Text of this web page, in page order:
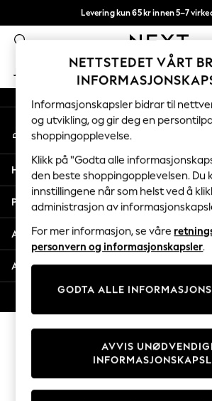
Levering kun 65 kr innen 5–7
Vi betaler alle tollavgifter
JENTER GUTTER BABY
GIRLS
New In
50 - 92cm (0 - 24 months)
98 - 110cm (3 - 5 years)
116 - 134cm (6 - 9 years)
140 - 174cm (10 - 15+ years)
Trending: Top & Short Sets
Trending: Clogs
Toy Story
THE SET
Coats & Jackets
Sweatshirts & Hoodies
Knitwear
Cardigans
Dresses
Sets & Outfits
An error occurred on client
Våre sosiale nettverk
Min konto
Logg inn på kontoen din
Hjelp
Personvern & Juridisk
Avdelinger
Andre tjenester
NETTSTEDET VÅRT
Informasjonskapsler bidrar til
og utvikling, og gir deg en
shoppingopplevelse.
Klikk på "Godta alle
den beste shoppingopplevelsen. Du
innstillingene når som helst ved å
administrasjon av
For mer informasjon, se våre
personvern og informasjonskapsler.
GODTA ALLE
AVVIS